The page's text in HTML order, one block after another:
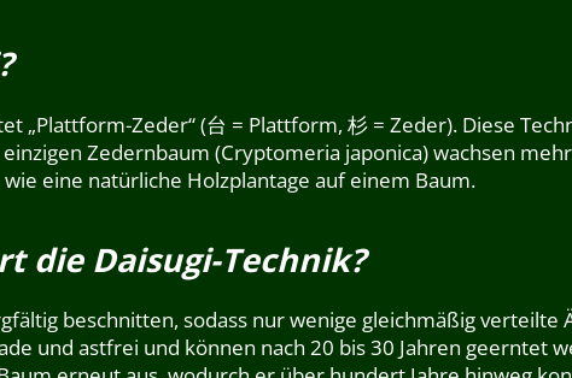
„Plattform-Zeder“ (台 = Plattform, 杉 = Zeder). Diese
Zedernbaum (Cryptomeria japonica) wachsen
eine natürliche Holzplantage auf einem Baum.
die Daisugi-Technik?
beschnitten, sodass nur wenige gleichmäßig verteilte
und astfrei und können nach 20 bis 30 Jahren geerntet